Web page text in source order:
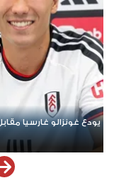
إسباني يهدد طموح